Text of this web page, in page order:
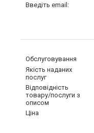
Введіть email:
Обслуговування
Якість наданих
послуг
Відповідність
товару/послуги з
описом
Ціна